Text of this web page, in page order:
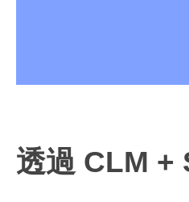
透過 CLM +